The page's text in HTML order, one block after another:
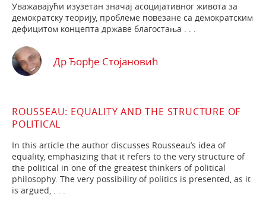
Уважавајући изузетан значај асоцијативног живота за
демократску теорију, проблеме повезане са демократским
дефицитом концепта државе благостања . . .
Др Ђорђе Стојановић
ROUSSEAU: EQUALITY AND THE STRUCTURE OF
POLITICAL
In this article the author discusses Rousseau’s idea of
equality, emphasizing that it refers to the very structure of
the political in one of the greatest thinkers of political
philosophy. The very possibility of po­litics is presented, as it
is argued, . . .